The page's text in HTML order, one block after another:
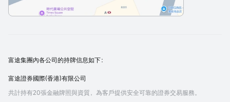
富途集團內各公司的持牌信息如下：
富途證券國際(香港)有限公司
共計持有20張金融牌照與資質，為客戶提供安全可靠的證券交易服務。